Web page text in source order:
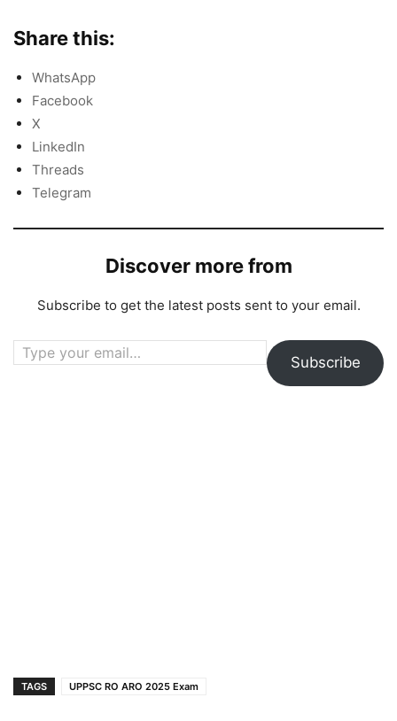
Share this:
WhatsApp
Facebook
X
LinkedIn
Threads
Telegram
Discover more from
Subscribe to get the latest posts sent to your email.
Type your email…
Subscribe
TAGS UPPSC RO ARO 2025 Exam